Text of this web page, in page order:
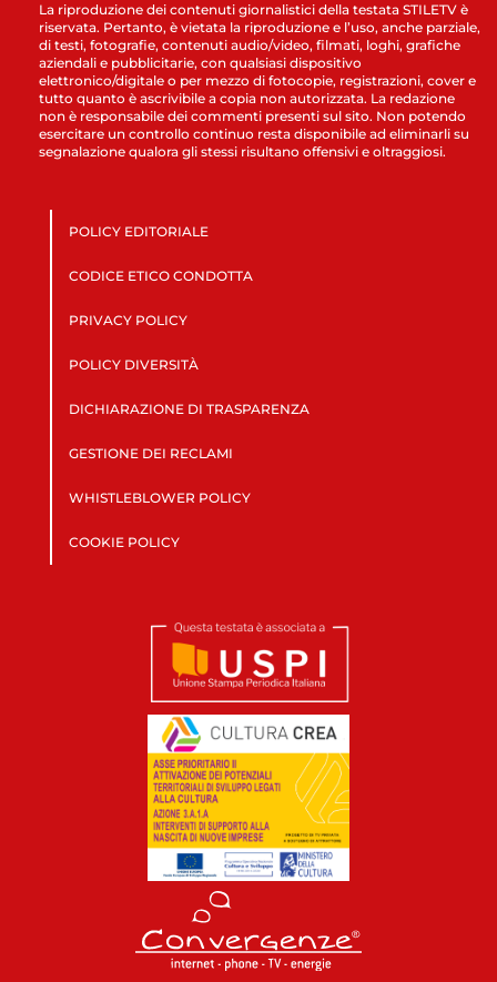
La riproduzione dei contenuti giornalistici della testata STILETV è
riservata. Pertanto, è vietata la riproduzione e l’uso, anche parziale,
di testi, fotografie, contenuti audio/video, filmati, loghi, grafiche
aziendali e pubblicitarie, con qualsiasi dispositivo
elettronico/digitale o per mezzo di fotocopie, registrazioni, cover e
tutto quanto è ascrivibile a copia non autorizzata. La redazione
non è responsabile dei commenti presenti sul sito. Non potendo
esercitare un controllo continuo resta disponibile ad eliminarli su
segnalazione qualora gli stessi risultano offensivi e oltraggiosi.
POLICY EDITORIALE
CODICE ETICO CONDOTTA
PRIVACY POLICY
POLICY DIVERSITÀ
DICHIARAZIONE DI TRASPARENZA
GESTIONE DEI RECLAMI
WHISTLEBLOWER POLICY
COOKIE POLICY